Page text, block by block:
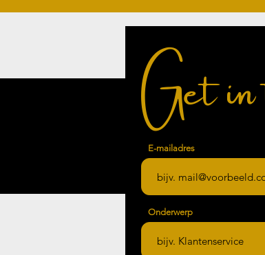
Get
E-mailadres
Onderwerp